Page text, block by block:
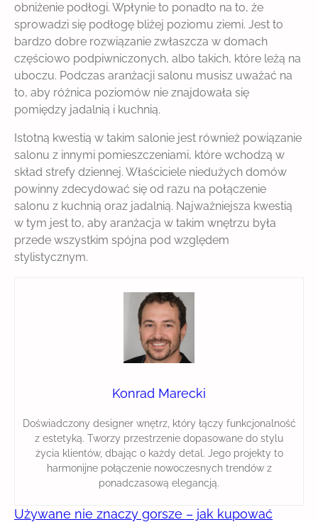
obniżenie podłogi. Wpłynie to ponadto na to, że
sprowadzi się podłogę bliżej poziomu ziemi. Jest to
bardzo dobre rozwiązanie zwłaszcza w domach
częściowo podpiwniczonych, albo takich, które leżą na
uboczu. Podczas aranżacji salonu musisz uważać na
to, aby różnica poziomów nie znajdowała się
pomiędzy jadalnią i kuchnią.
Istotną kwestią w takim salonie jest również powiązanie
salonu z innymi pomieszczeniami, które wchodzą w
skład strefy dziennej. Właściciele niedużych domów
powinny zdecydować się od razu na połączenie
salonu z kuchnią oraz jadalnią. Najważniejsza kwestią
w tym jest to, aby aranżacja w takim wnętrzu była
przede wszystkim spójna pod względem
stylistycznym.
Konrad Marecki
Doświadczony designer wnętrz, który łączy funkcjonalność
z estetyką. Tworzy przestrzenie dopasowane do stylu
życia klientów, dbając o każdy detal. Jego projekty to
harmonijne połączenie nowoczesnych trendów z
ponadczasową elegancją.
Używane nie znaczy gorsze – jak kupować